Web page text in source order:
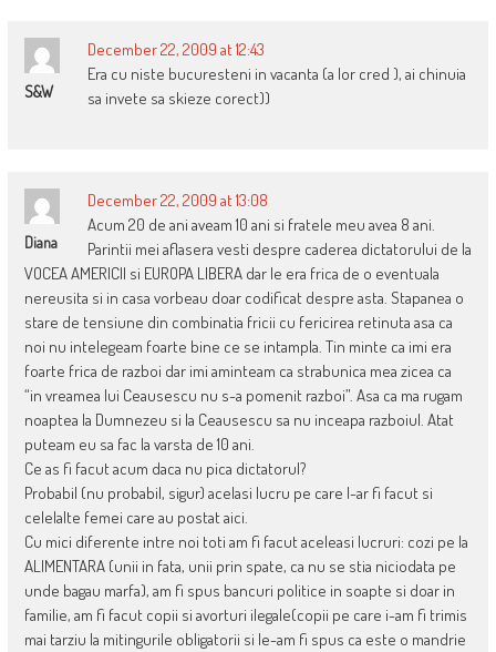
S&W
December 22, 2009 at 12:43
Era cu niste bucuresteni in vacanta (a lor cred ), ai chinuia
sa invete sa skieze corect))
Diana
December 22, 2009 at 13:08
Acum 20 de ani aveam 10 ani si fratele meu avea 8 ani.
Parintii mei aflasera vesti despre caderea dictatorului de la
VOCEA AMERICII si EUROPA LIBERA dar le era frica de o eventuala
nereusita si in casa vorbeau doar codificat despre asta. Stapanea o
stare de tensiune din combinatia fricii cu fericirea retinuta asa ca
noi nu intelegeam foarte bine ce se intampla. Tin minte ca imi era
foarte frica de razboi dar imi aminteam ca strabunica mea zicea ca
“in vreamea lui Ceausescu nu s-a pomenit razboi”. Asa ca ma rugam
noaptea la Dumnezeu si la Ceausescu sa nu inceapa razboiul. Atat
puteam eu sa fac la varsta de 10 ani.
Ce as fi facut acum daca nu pica dictatorul?
Probabil (nu probabil, sigur) acelasi lucru pe care l-ar fi facut si
celelalte femei care au postat aici.
Cu mici diferente intre noi toti am fi facut aceleasi lucruri: cozi pe la
ALIMENTARA (unii in fata, unii prin spate, ca nu se stia niciodata pe
unde bagau marfa), am fi spus bancuri politice in soapte si doar in
familie, am fi facut copii si avorturi ilegale(copii pe care i-am fi trimis
mai tarziu la mitingurile obligatorii si le-am fi spus ca este o mandrie